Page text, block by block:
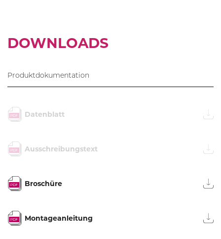
DOWNLOADS
Produktdokumentation
Datenblatt
Ausschreibungstext
Broschüre
Montageanleitung